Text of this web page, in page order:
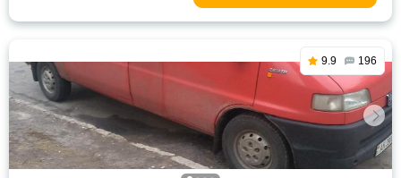
9.9 196